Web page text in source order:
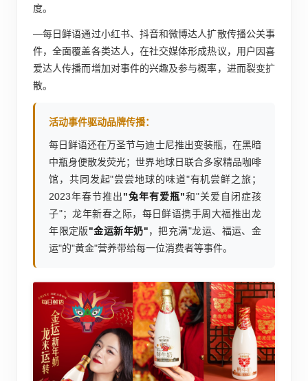
度。
—每日鲜语通过小红书、抖音和微博达人扩散传播公关事
件，全面覆盖各类达人，在社交媒体形成热议，用户因喜
爱达人传播而增加对事件的兴趣及参与概率，进而裂变扩
散。
活动事件驱动品牌传播：
每日鲜语还在万圣节与迪士尼推出变装瓶，在黑暗
中瓶身便散发荧光；世界地球日联合多家精品咖啡
馆，共同发起"尝尝地球的味道"有机尝鲜之旅；
2023年春节推出"兔年有爱瓶"和"关爱自闭症孩
子"；龙年新春之际，每日鲜语携手周大福推出龙
年限定版"金运新年奶"，把充满"龙运、福运、金
运"的"黄金"营养带给每一位消费者等事件。